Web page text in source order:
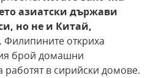
азиатски държави
но не и Китай,
Филипините откриха
брой домашни
работят в сирийски домове.